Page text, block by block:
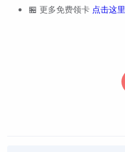
🏪 更多免费领卡 点击这里